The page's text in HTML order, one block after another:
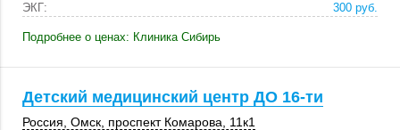
ЭКГ:
300 руб.
Подробнее о ценах: Клиника Сибирь
Детский медицинский центр ДО 16-ти
Россия Омск проспект Комарова
11к1